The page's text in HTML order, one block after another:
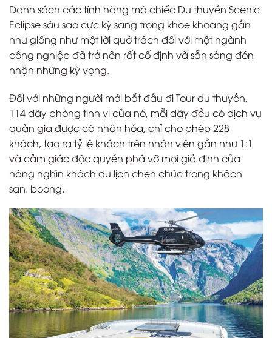
Danh sách các tính năng mà chiếc Du thuyền Scenic
Eclipse sáu sao cực kỳ sang trọng khoe khoang gần
như giống như một lời quở trách đối với một ngành
công nghiệp đã trở nên rất cố định và sẵn sàng đón
nhận những kỳ vọng.
Đối với những người mới bắt đầu đi Tour du thuyền,
114 dãy phòng tinh vi của nó, mỗi dãy đều có dịch vụ
quản gia được cá nhân hóa, chỉ cho phép 228
khách, tạo ra tỷ lệ khách trên nhân viên gần như 1:1
và cảm giác độc quyền phá vỡ mọi giả định của
hàng nghìn khách du lịch chen chúc trong khách
sạn. boong.